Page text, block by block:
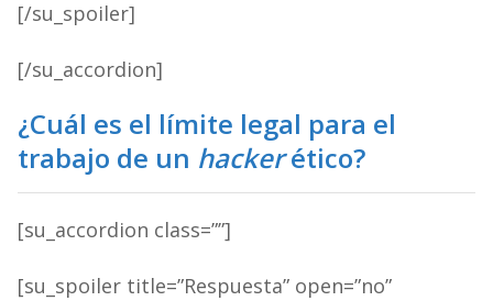
[/su_spoiler]
[/su_accordion]
¿Cuál es el límite legal para el
trabajo de un hackerético?
[su_accordion class=””]
[su_spoiler title=”Respuesta” open=”no”